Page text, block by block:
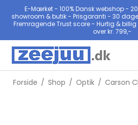
E-Mærket - 100% Dansk webshop -
showroom & butik - Prisgaranti - 30
Fremragende Trust score - Hurtig &
over kr. 799,-
Forside / Shop / Optik / Carson